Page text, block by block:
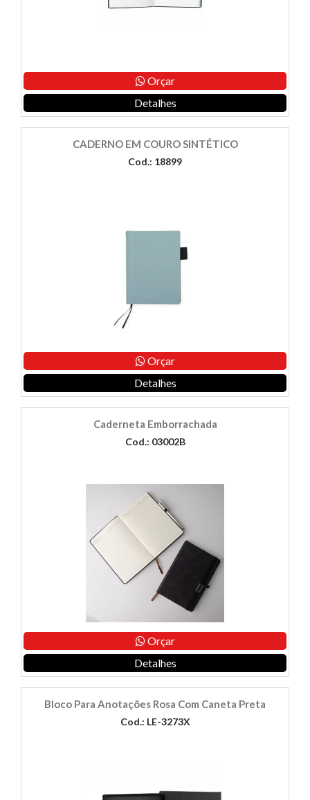
Orçar
Detalhes
CADERNO EM COURO SINTÉTICO
Cod.: 18899
Orçar
Detalhes
Caderneta Emborrachada
Cod.: 03002B
Orçar
Detalhes
Bloco Para Anotações Rosa Com Caneta Preta
Cod.: LE-3273X